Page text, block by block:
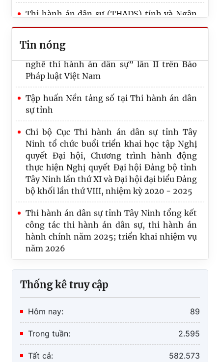
Thi hành án dân sự (THADS) tỉnh và Ngân
hàng Thương mại cổ phần Quốc tế Việt
Nam (VIB) tổ chức buổi làm việc về công tác
phối hợp, tổ chức thi hành án
THADS tỉnh Tây Ninh tổ chức Lễ công bố và
trao Quyết định tuyển dụng cho các công
chức trúng tuyển kỳ thi tuyển công chức
theo phương thức thi tuyển
Nghề “Thi hành án dân sự” – Khi pháp luật
đi vào đời sống
Tin nóng
19/7/2026)
Thi hành án dân sự tỉnh Tây Ninh tham gia
và đạt giải khuyến khích cuộc thi “Chuyện
nghề thi hành án dân sự” lần II trên Báo
Pháp luật Việt Nam
Tập huấn Nền tảng số tại Thi hành án dân
sự tỉnh
Chi bộ Cục Thi hành án dân sự tỉnh Tây
Ninh tổ chức buổi triển khai học tập Nghị
quyết Đại hội, Chương trình hành động
thực hiện Nghị quyết Đại hội Đảng bộ tỉnh
Tây Ninh lần thứ XI và Đại hội đại biểu Đảng
bộ khối lần thứ VIII, nhiệm kỳ 2020 - 2025
Thi hành án dân sự tỉnh Tây Ninh tổng kết
công tác thi hành án dân sự, thi hành án
hành chính năm 2025; triển khai nhiệm vụ
năm 2026
Thống kê truy cập
Hôm nay: 89
Trong tuần: 2.595
Tất cả: 582.573